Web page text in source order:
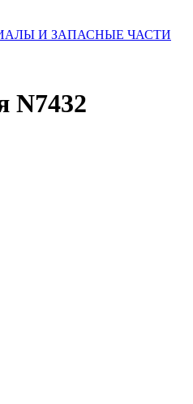
И ЗАПАСНЫЕ ЧАСТИ
N7432